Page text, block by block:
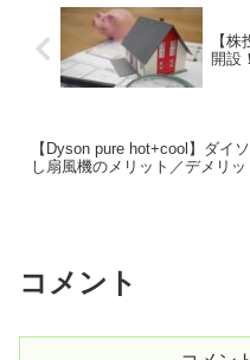
【
開設
【Dyson pure hot+cool】ダイ
し扇風機のメリット／デメリッ
コメント